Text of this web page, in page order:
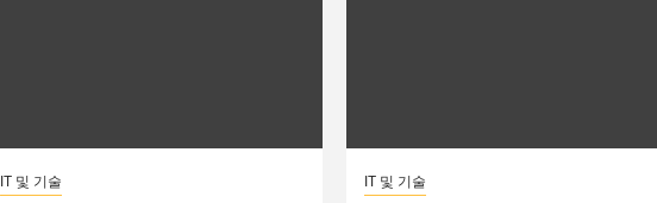
IT 및 기술 IT 및 기술